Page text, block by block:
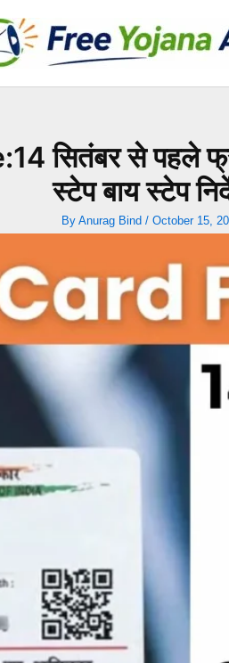
सितंबर से पहले
स्टेप बाय स्टेप
By Anurag Bind / October 15,